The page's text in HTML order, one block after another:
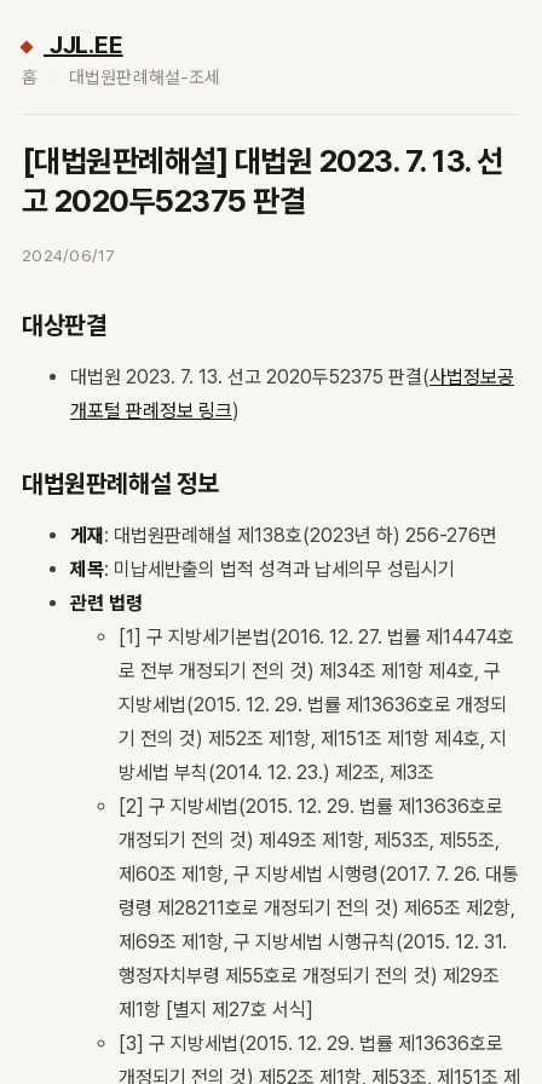
JJL.EE
홈 대법원판례해설-조세
[대법원판례해설] 대법원 2023. 7. 13. 선
고 2020두52375 판결
2024/06/17
대상판결
대법원 2023. 7. 13. 선고 2020두52375 판결(사법정보공
개포털 판례정보 링크)
대법원판례해설 정보
게재: 대법원판례해설 제138호(2023년 하) 256-276면
제목: 미납세반출의 법적 성격과 납세의무 성립시기
관련 법령
[1] 구 지방세기본법(2016. 12. 27. 법률 제14474호
로 전부 개정되기 전의 것) 제34조 제1항 제4호, 구
지방세법(2015. 12. 29. 법률 제13636호로 개정되
기 전의 것) 제52조 제1항, 제151조 제1항 제4호, 지
방세법 부칙(2014. 12. 23.) 제2조, 제3조
[2] 구 지방세법(2015. 12. 29. 법률 제13636호로
개정되기 전의 것) 제49조 제1항, 제53조, 제55조,
제60조 제1항, 구 지방세법 시행령(2017. 7. 26. 대통
령령 제28211호로 개정되기 전의 것) 제65조 제2항,
제69조 제1항, 구 지방세법 시행규칙(2015. 12. 31.
행정자치부령 제55호로 개정되기 전의 것) 제29조
제1항 [별지 제27호 서식]
[3] 구 지방세법(2015. 12. 29. 법률 제13636호로
개정되기 전의 것) 제52조 제1항, 제53조, 제151조 제